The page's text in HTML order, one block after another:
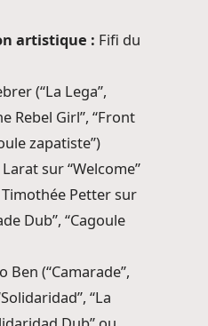
artistique : Fifi du
(“La Lega”,
Rebel Girl”, “Front
zapatiste”)
sur “Welcome”
Timothée Petter sur
Dub”, “Cagoule
Ben (“Camarade”,
“La